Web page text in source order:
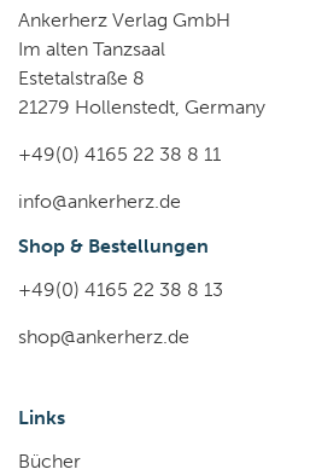
Ankerherz Verlag GmbH
Im alten Tanzsaal
Estetalstraße 8
21279 Hollenstedt, Germany
+49(0) 4165 22 38 8 11
info@ankerherz.de
Shop & Bestellungen
+49(0) 4165 22 38 8 13
shop@ankerherz.de
Links
Bücher